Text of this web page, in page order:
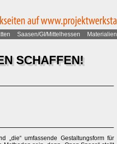
Saasen/GI/Mittelhessen Materialien
SCHAFFEN!
„die“ umfassende Gestaltungsform für